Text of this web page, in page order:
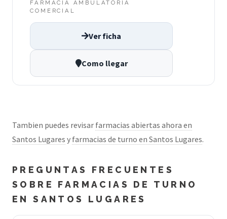
FARMACIA AMBULATORIA
COMERCIAL
Ver ficha
Como llegar
Tambien puedes revisar farmacias abiertas ahora en
Santos Lugares y farmacias de turno en Santos Lugares.
PREGUNTAS FRECUENTES
SOBRE FARMACIAS DE TURNO
EN SANTOS LUGARES